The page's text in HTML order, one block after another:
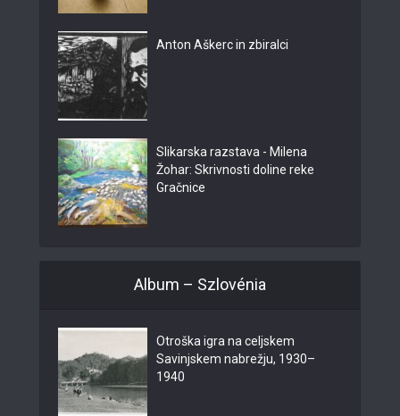
Anton Aškerc in zbiralci
Slikarska razstava - Milena
Žohar: Skrivnosti doline reke
Gračnice
Album – Szlovénia
Otroška igra na celjskem
Savinjskem nabrežju, 1930–
1940